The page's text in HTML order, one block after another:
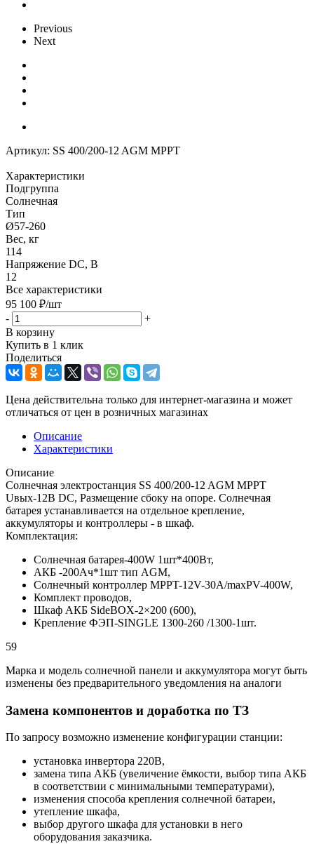
Previous
Next
Артикул: SS 400/200-12 AGM MPPT
Характеристики
Подгруппа
Солнечная
Тип
Ø57-260
Вес, кг
114
Напряжение DC, В
12
Все характеристики
95 100 ₽/шт
-
+
В корзину
Купить в 1 клик
Поделиться
Цена действительна только для интернет-магазина и может
отличаться от цен в розничных магазинах
Описание
Характеристики
Описание
Солнечная электростанция SS 400/200-12 AGM MPPT
Uвых-12В DC, Размещение сбоку на опоре. Солнечная
батарея устанавливается на отдельное крепление,
аккумуляторы и контроллеры - в шкаф.
Комплектация:
Солнечная батарея-400W 1шт*400Вт,
АКБ -200Aч*1шт тип AGM,
Солнечный контроллер MPPT-12V-30A/maxPV-400W,
Комплект проводов,
Шкаф АКБ SideBOX-2×200 (600),
Крепление ФЭП-SINGLE 1300-260 /1300-1шт.
59
Марка и модель солнечной панели и аккумулятора могут быть
изменены без предварительного уведомления на аналоги
Замена компонентов и доработка по ТЗ
По запросу возможно изменение конфигурации станции:
установка инвертора 220В,
замена типа АКБ (увеличение ёмкости, выбор типа АКБ
в соответствии с минимальными температурами),
изменения способа крепления солнечной батареи,
утепление шкафа,
выбор другого шкафа для установки в него
оборудования заказчика.